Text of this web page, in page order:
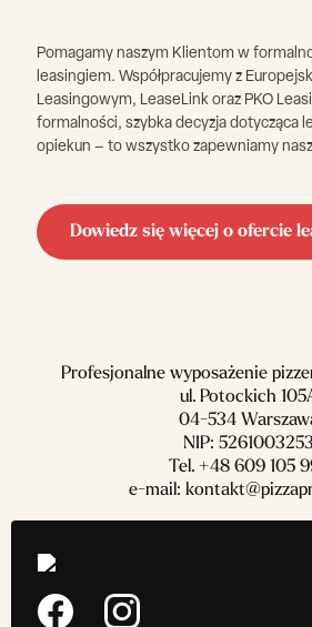
Pomagamy naszym Klientom w
leasingiem. Współpracujemy z
Leasingowym, LeaseLink oraz PKO
formalności, szybka decyzja dotycząca
opiekun – to wszystko zapewniamy
Dowiedz się więcej o ofercie
Profesjonalne wyposażenie
ul. Potockich
04-534
NIP: 5261003253
Tel. +48 609 105
e-mail: